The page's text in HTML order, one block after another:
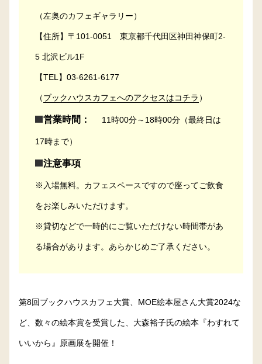
（左奥のカフェギャラリー）
【住所】〒101-0051 東京都千代田区神田神保町2-
5 北沢ビル1F
【TEL】03-6261-6177
（ブックハウスカフェへのアクセスはコチラ ）
営業時間： 11時00分～18時00分（最終日は
17時まで）
注意事項
※入場無料。カフェスペースですので座ってご飲食
をお楽しみいただけます。
※貸切などで一時的にご覧いただけない時間帯があ
る場合があります。あらかじめご了承ください。
第8回ブックハウスカフェ大賞、MOE絵本屋さん大賞2024な
ど、数々の絵本賞を受賞した、大森裕子氏の絵本『わすれて
いいから』原画展を開催！